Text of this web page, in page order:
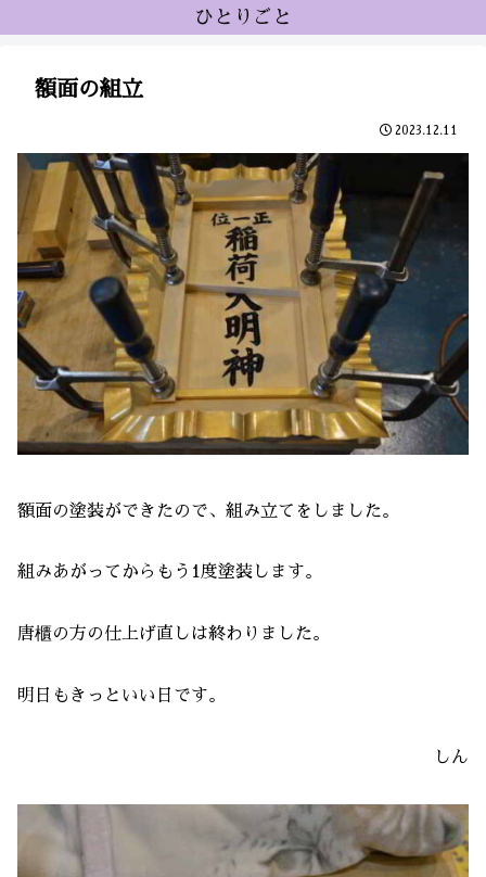
ひとりごと
額面の組立
2023.12.11
額面の塗装ができたので、組み立てをしました。
組みあがってからもう1度塗装します。
唐櫃の方の仕上げ直しは終わりました。
明日もきっといい日です。
しん